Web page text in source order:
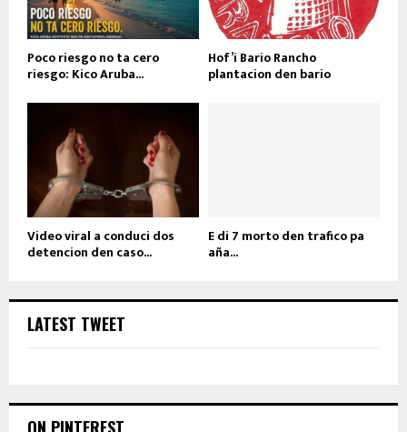
Poco riesgo no ta cero
riesgo: Kico Aruba...
Hof’i Bario Rancho
plantacion den bario
Video viral a conduci dos
detencion den caso...
E di 7 morto den trafico pa
aña...
LATEST TWEET
ON PINTEREST